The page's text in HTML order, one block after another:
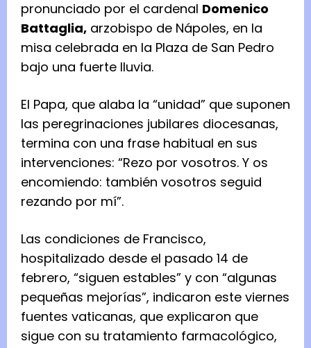
pronunciado por el cardenal Domenico
Battaglia, arzobispo de Nápoles, en la
misa celebrada en la Plaza de San Pedro
bajo una fuerte lluvia.
El Papa, que alaba la “unidad” que suponen
las peregrinaciones jubilares diocesanas,
termina con una frase habitual en sus
intervenciones: “Rezo por vosotros. Y os
encomiendo: también vosotros seguid
rezando por mí”.
Las condiciones de Francisco,
hospitalizado desde el pasado 14 de
febrero, “siguen estables” y con “algunas
pequeñas mejorías”, indicaron este viernes
fuentes vaticanas, que explicaron que
sigue con su tratamiento farmacológico,